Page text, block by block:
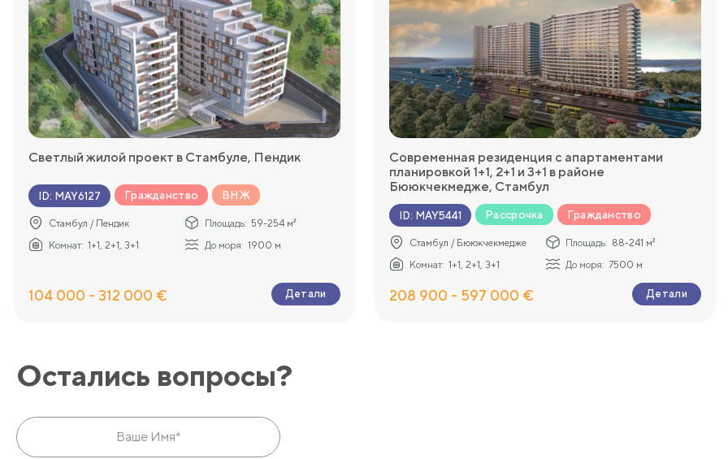
Светлый жилой проект в Стамбуле, Пендик
ID: MAY6127 Гражданство ВНЖ
Стамбул / Пендик Площадь: 59-254 м²
Комнат: 1+1, 2+1, 3+1 До моря: 1900 м
104 000 - 312 000 € Детали
Современная резиденция с апартаментами
планировкой 1+1, 2+1 и 3+1 в районе
Бююкчекмедже, Стамбул
ID: MAY5441 Рассрочка Гражданство
Стамбул / Бююкчекмедже Площадь: 88-241 м²
Комнат: 1+1, 2+1, 3+1 До моря: 7500 м
208 900 - 597 000 € Детали
Остались вопросы?